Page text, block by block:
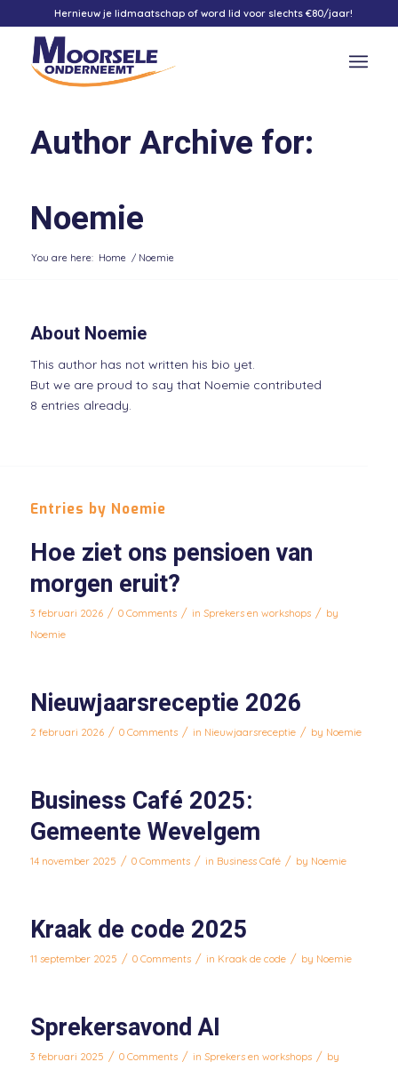
Hernieuw je lidmaatschap of word lid voor slechts €80/jaar!
Author Archive for:
Noemie
You are here: Home / Noemie
About Noemie
This author has not written his bio yet.
But we are proud to say that Noemiecontributed
8 entries already.
Entries by Noemie
Hoe ziet ons pensioen van
morgen eruit?
3 februari 2026 / 0 Comments / in Sprekers en workshops / by
Noemie
Nieuwjaarsreceptie 2026
2 februari 2026 / 0 Comments / in Nieuwjaarsreceptie / by Noemie
Business Café 2025:
Gemeente Wevelgem
14 november 2025 / 0 Comments / in Business Café / by Noemie
Kraak de code 2025
11 september 2025 / 0 Comments / in Kraak de code / by Noemie
Sprekersavond AI
3 februari 2025 / 0 Comments / in Sprekers en workshops / by